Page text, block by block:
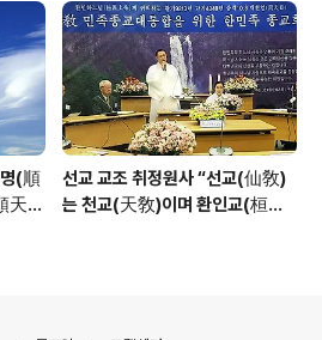
사님 신성교화법문
(順
天
선교 교조 취정원사 “선교(仙敎)
는 천교(天敎)이며 환인교(桓因